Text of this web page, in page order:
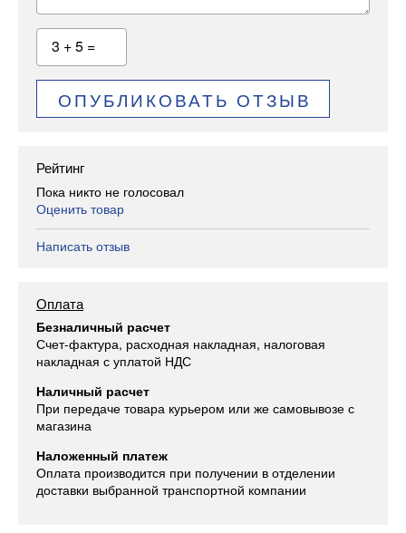
3 + 5 =
ОПУБЛИКОВАТЬ ОТЗЫВ
Рейтинг
Пока никто не голосовал
Оценить товар
Написать отзыв
Оплата
Безналичный расчет
Счет-фактура, расходная накладная, налоговая
накладная с уплатой НДС
Наличный расчет
При передаче товара курьером или же самовывозе с
магазина
Наложенный платеж
Оплата производится при получении в отделении
доставки выбранной транспортной компании